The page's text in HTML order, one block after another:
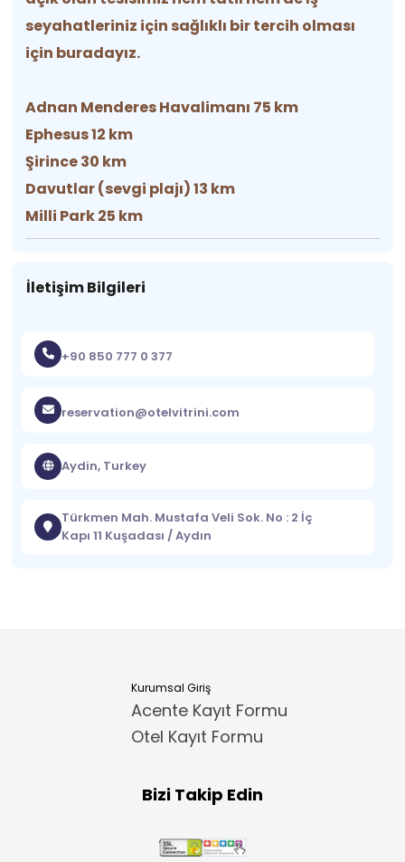
seyahatleriniz için sağlıklı bir tercih olması
için buradayız.
Adnan Menderes Havalimanı 75 km
Ephesus 12 km
Şirince 30 km
Davutlar (sevgi plajı) 13 km
Milli Park 25 km
İletişim Bilgileri
+90 850 777 0 377
reservation@otelvitrini.com
Aydin, Turkey
Türkmen Mah. Mustafa Veli Sok. No : 2 İç
Kapı 11 Kuşadası / Aydın
Kurumsal Giriş
Acente Kayıt Formu
Otel Kayıt Formu
Bizi Takip Edin